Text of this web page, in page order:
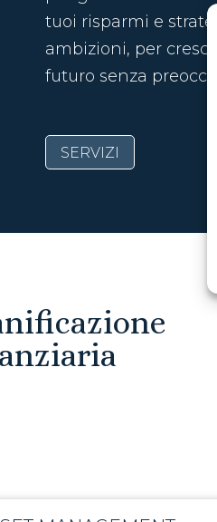
tuoi risparmi e
ambizioni, per
futuro senza
SERVIZI